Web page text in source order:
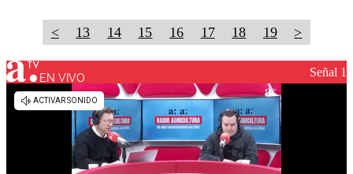
< 13 14 15 16 17 18 19 >
EN VIVO Señal 1